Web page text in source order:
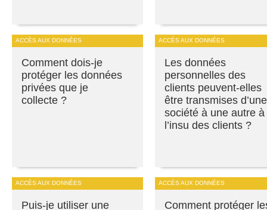
ACCÈS AUX DONNÉES
Comment dois-je
protéger les données
privées que je
collecte ?
ACCÈS AUX DONNÉES
Les données
personnelles des
clients peuvent-elles
être transmises d’une
société à une autre à
l’insu des clients ?
ACCÈS AUX DONNÉES
Puis-je utiliser une
ACCÈS AUX DONNÉES
Comment protéger